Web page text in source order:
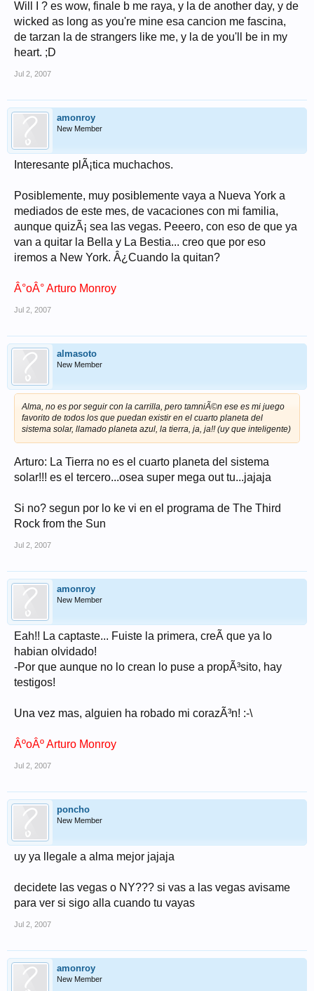
Will I ? es wow, finale b me raya, y la de another day, y de
wicked as long as you're mine esa cancion me fascina,
de tarzan la de strangers like me, y la de you'll be in my
heart. ;D
Jul 2, 2007
amonroy
New Member
Interesante plÃ¡tica muchachos.
Posiblemente, muy posiblemente vaya a Nueva York a
mediados de este mes, de vacaciones con mi familia,
aunque quizÃ¡ sea las vegas. Peeero, con eso de que ya
van a quitar la Bella y La Bestia... creo que por eso
iremos a New York. Â¿Cuando la quitan?
Â°oÂ° Arturo Monroy
Jul 2, 2007
almasoto
New Member
Alma, no es por seguir con la carrilla, pero tamniÃ©n ese es mi juego
favorito de todos los que puedan existir en el cuarto planeta del
sistema solar, llamado planeta azul, la tierra, ja, ja!! (uy que inteligente)
Arturo: La Tierra no es el cuarto planeta del sistema
solar!!! es el tercero...osea super mega out tu...jajaja
Si no? segun por lo ke vi en el programa de The Third
Rock from the Sun
Jul 2, 2007
amonroy
New Member
Eah!! La captaste... Fuiste la primera, creÃ­ que ya lo
habian olvidado!
-Por que aunque no lo crean lo puse a propÃ³sito, hay
testigos!
Una vez mas, alguien ha robado mi corazÃ³n! :-\
ÂºoÂº Arturo Monroy
Jul 2, 2007
poncho
New Member
uy ya llegale a alma mejor jajaja
decidete las vegas o NY??? si vas a las vegas avisame
para ver si sigo alla cuando tu vayas
Jul 2, 2007
amonroy
New Member